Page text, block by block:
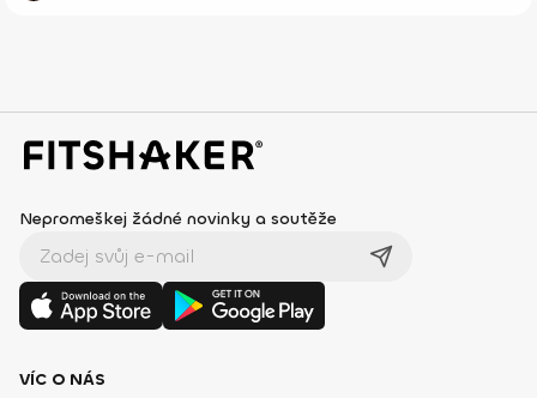
Nepromeškej žádné novinky a soutěže
VÍC O NÁS